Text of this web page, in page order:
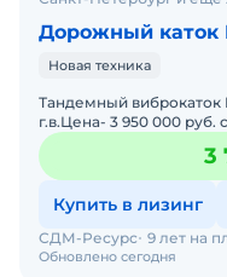
Дорожный каток
Новая техника
Тандемный виброкаток
г.в.Цена- 3 950 000 руб.
привод
3
Купить в лизинг
Обновлено сегодня
СДМ-Ресурс 9 лет на